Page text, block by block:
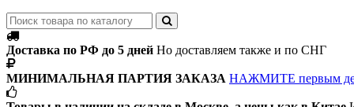
Доставка по РФ до 5 дней Но доставляем также и по СНГ
МИНИМАЛЬНАЯ ПАРТИЯ ЗАКАЗА НАЖМИТЕ первым